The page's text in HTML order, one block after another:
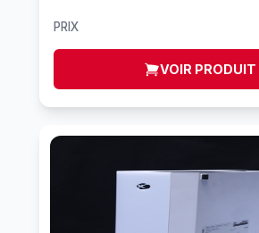
PRIX
VOIR PRODUIT